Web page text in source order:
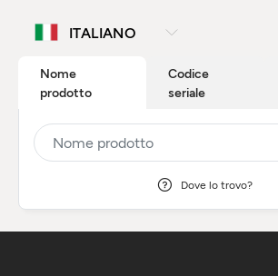
Nome
prodotto
Codice
seriale
Dove lo trovo?